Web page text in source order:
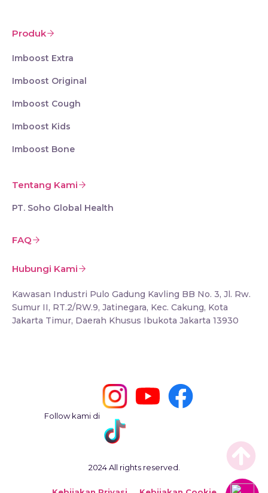
Produk
Imboost Extra
Imboost Original
Imboost Cough
Imboost Kids
Imboost Bone
Tentang Kami
PT. Soho Global Health
FAQ
Hubungi Kami
Kawasan Industri Pulo Gadung Kavling BB No. 3, Jl. Rw.
Sumur II, RT.2/RW.9, Jatinegara, Kec. Cakung, Kota
Jakarta Timur, Daerah Khusus Ibukota Jakarta 13930
Follow kami di
2024 All rights reserved.